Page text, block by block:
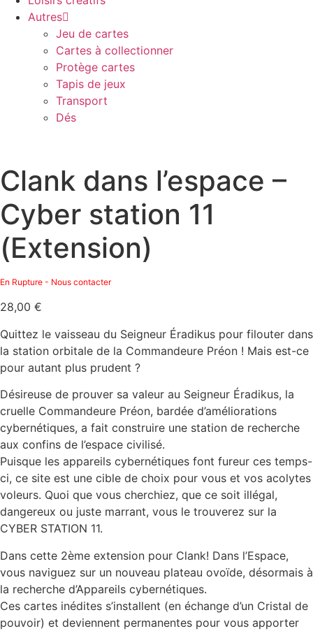
Autres
Jeu de cartes
Cartes à collectionner
Protège cartes
Tapis de jeux
Transport
Dés
Clank dans l’espace –
Cyber station 11
(Extension)
En Rupture - Nous contacter
28,00 €
Quittez le vaisseau du Seigneur Éradikus pour filouter dans
la station orbitale de la Commandeure Préon ! Mais est-ce
pour autant plus prudent ?
Désireuse de prouver sa valeur au Seigneur Éradikus, la
cruelle Commandeure Préon, bardée d’améliorations
cybernétiques, a fait construire une station de recherche
aux confins de l’espace civilisé.
Puisque les appareils cybernétiques font fureur ces temps-
ci, ce site est une cible de choix pour vous et vos acolytes
voleurs. Quoi que vous cherchiez, que ce soit illégal,
dangereux ou juste marrant, vous le trouverez sur la
CYBER STATION 11.
Dans cette 2ème extension pour Clank! Dans l’Espace,
vous naviguez sur un nouveau plateau ovoïde, désormais à
la recherche d’Appareils cybernétiques.
Ces cartes inédites s’installent (en échange d’un Cristal de
pouvoir) et deviennent permanentes pour vous apporter